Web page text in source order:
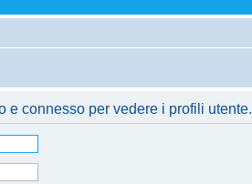
e connesso per vedere i profili utente.